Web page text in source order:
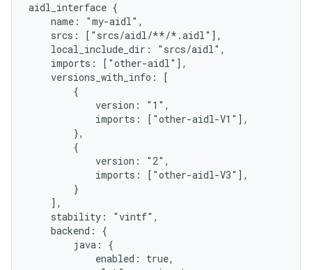
aidl_interface {
    name: "my-aidl",
    srcs: ["srcs/aidl/**/*.aidl"],
    local_include_dir: "srcs/aidl",
    imports: ["other-aidl"],
    versions_with_info: [
        {
            version: "1",
            imports: ["other-aidl-V1"],
        },
        {
            version: "2",
            imports: ["other-aidl-V3"],
        }
    ],
    stability: "vintf",
    backend: {
        java: {
            enabled: true,